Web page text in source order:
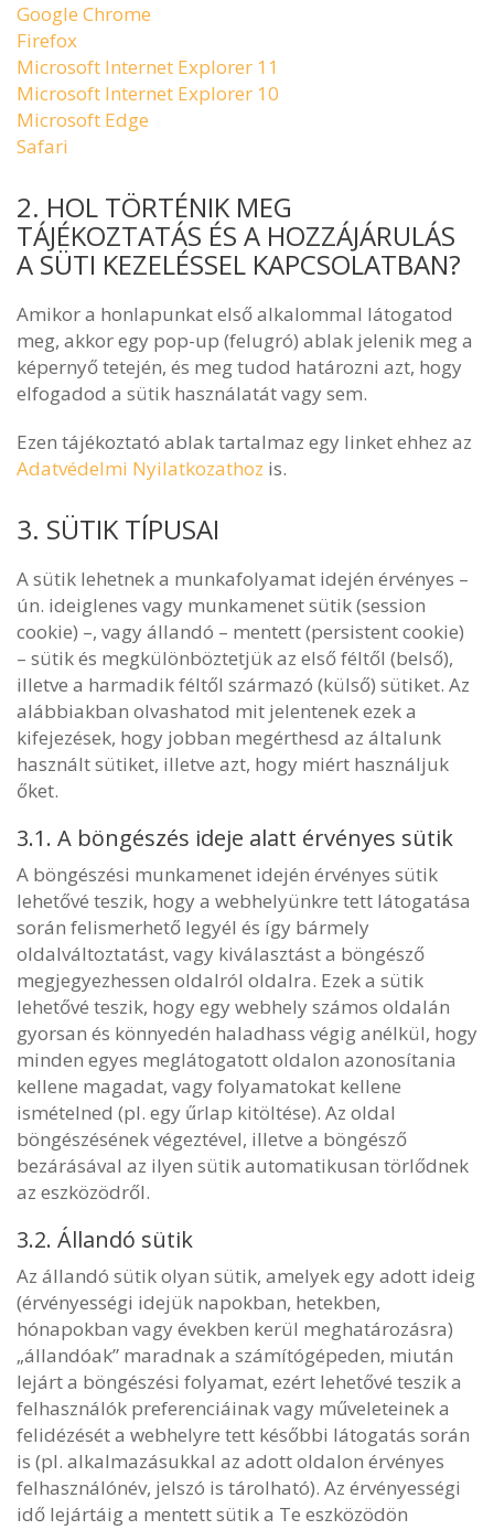
Google Chrome
Firefox
Microsoft Internet Explorer 11
Microsoft Internet Explorer 10
Microsoft Edge
Safari
2. HOL TÖRTÉNIK MEG
TÁJÉKOZTATÁS ÉS A HOZZÁJÁRULÁS
A SÜTI KEZELÉSSEL KAPCSOLATBAN?
Amikor a honlapunkat első alkalommal látogatod
meg, akkor egy pop-up (felugró) ablak jelenik meg a
képernyő tetején, és meg tudod határozni azt, hogy
elfogadod a sütik használatát vagy sem.
Ezen tájékoztató ablak tartalmaz egy linket ehhez az
Adatvédelmi Nyilatkozathoz is.
3. SÜTIK TÍPUSAI
A sütik lehetnek a munkafolyamat idején érvényes –
ún. ideiglenes vagy munkamenet sütik (session
cookie) –, vagy állandó – mentett (persistent cookie)
– sütik és megkülönböztetjük az első féltől (belső),
illetve a harmadik féltől származó (külső) sütiket. Az
alábbiakban olvashatod mit jelentenek ezek a
kifejezések, hogy jobban megérthesd az általunk
használt sütiket, illetve azt, hogy miért használjuk
őket.
3.1. A böngészés ideje alatt érvényes sütik
A böngészési munkamenet idején érvényes sütik
lehetővé teszik, hogy a webhelyünkre tett látogatása
során felismerhető legyél és így bármely
oldalváltoztatást, vagy kiválasztást a böngésző
megjegyezhessen oldalról oldalra. Ezek a sütik
lehetővé teszik, hogy egy webhely számos oldalán
gyorsan és könnyedén haladhass végig anélkül, hogy
minden egyes meglátogatott oldalon azonosítania
kellene magadat, vagy folyamatokat kellene
ismételned (pl. egy űrlap kitöltése). Az oldal
böngészésének végeztével, illetve a böngésző
bezárásával az ilyen sütik automatikusan törlődnek
az eszközödről.
3.2. Állandó sütik
Az állandó sütik olyan sütik, amelyek egy adott ideig
(érvényességi idejük napokban, hetekben,
hónapokban vagy években kerül meghatározásra)
„állandóak” maradnak a számítógépeden, miután
lejárt a böngészési folyamat, ezért lehetővé teszik a
felhasználók preferenciáinak vagy műveleteinek a
felidézését a webhelyre tett későbbi látogatás során
is (pl. alkalmazásukkal az adott oldalon érvényes
felhasználónév, jelszó is tárolható). Az érvényességi
idő lejártáig a mentett sütik a Te eszközödön